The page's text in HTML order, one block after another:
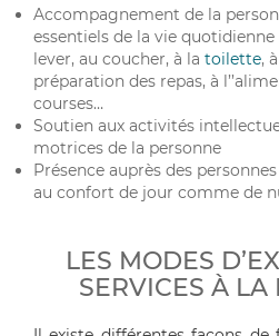
Accompagnement de la
essentiels de la vie
lever, au coucher, à la toilette,
préparation des repas, à
courses…
Soutien aux activités
motrices de la personne
Présence auprès des
au confort de jour comme de
LES MODES
SERVICES À LA